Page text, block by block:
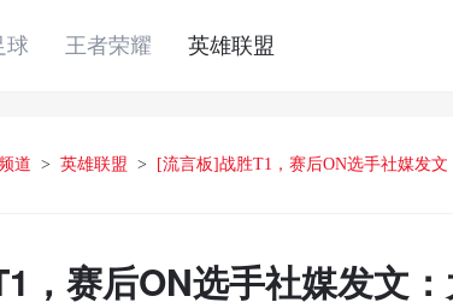
球 王者荣耀 英雄联盟
道 > 英雄联盟 > [流言板]战胜T1，赛后ON选手社媒发文
，赛后ON选手社媒发文